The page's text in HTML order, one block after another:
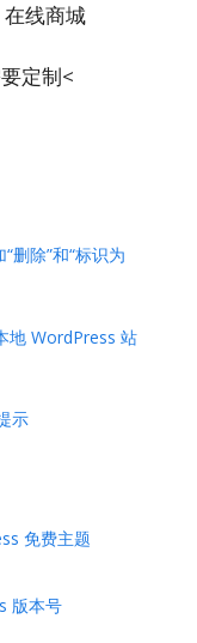
在线商城
定制<
删除”和“标识为
地 WordPress 站
示
免费主题
版本号